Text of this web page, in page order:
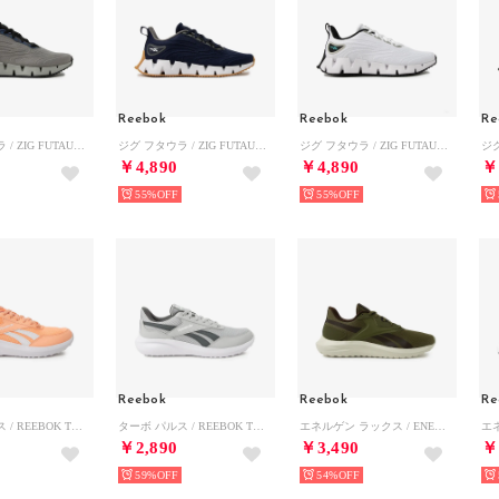
Reebok
￥4,890
55%
Reebok
￥4,890
55%
Reebok
￥2,890
59%
Reebok
￥3,490
54%